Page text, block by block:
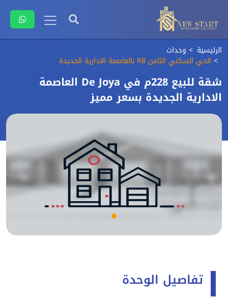
الرئيسية وحدات
الحي السكني الثامن R8 بالعاصمة الادارية الجديدة
شقة للبيع 228م في De Joya العاصمة
الادارية الجديدة بسعر مميز
تفاصيل الوحدة